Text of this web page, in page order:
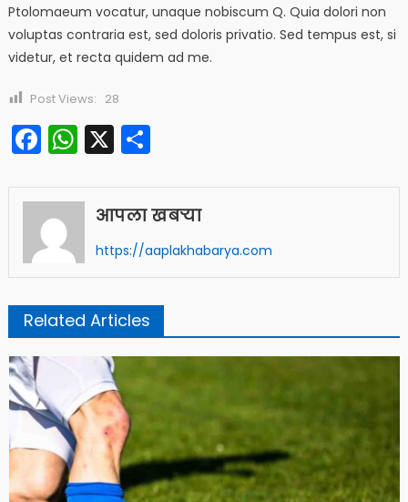
Ptolomaeum vocatur, unaque nobiscum Q. Quia dolori non
voluptas contraria est, sed doloris privatio. Sed tempus est, si
videtur, et recta quidem ad me.
Post Views: 28
Facebook
WhatsApp
X Share
आपला खबऱ्या
https://aaplakhabarya.com
Related Articles